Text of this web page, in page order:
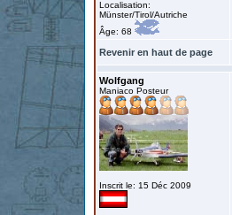
Localisation:
Münster/Tirol/Autriche
Âge: 68
Revenir en haut de page
Wolfgang
Maniaco Posteur
Inscrit le: 15 Déc 2009